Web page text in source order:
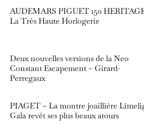
AUDEMARS PIGUET 150
La Très Haute Horlogerie
Deux nouvelles versions de la Neo
Constant Escapement – Girard-
Perregaux
PIAGET – La montre joaillière
Gala revêt ses plus beaux atours